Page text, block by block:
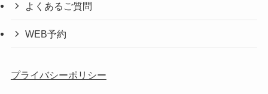
よくあるご質問
WEB予約
プライバシーポリシー